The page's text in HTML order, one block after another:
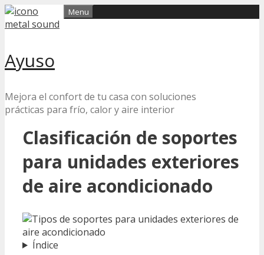
Skip
to
Ayuso
Mejora el confort de tu casa con soluciones
prácticas para frío, calor y aire interior
Menu
Clasificación de soportes
para unidades exteriores
de aire acondicionado
Índice